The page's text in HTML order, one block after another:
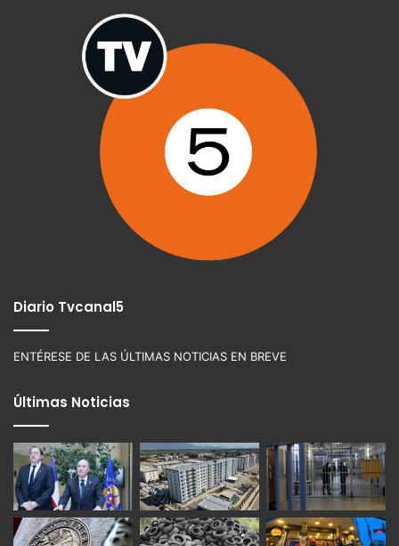
Diario Tvcanal5
ENTÉRESE DE LAS ÚLTIMAS NOTICIAS EN BREVE
Últimas Noticias